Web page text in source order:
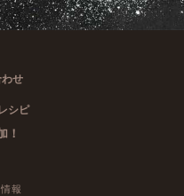
せ
シピ
！
報